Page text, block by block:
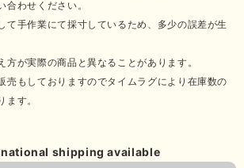
合わせください。
て手作業にて採寸しているため、多少の誤差が生
方が実際の商品と異なることがあります。
売もしておりますのでタイムラグにより在庫数の
ます。
shipping available